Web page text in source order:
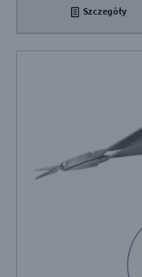
Szczegóły